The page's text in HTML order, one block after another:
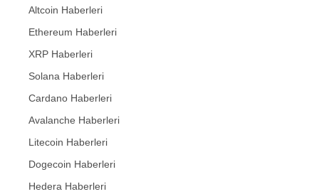
Altcoin Haberleri
Ethereum Haberleri
XRP Haberleri
Solana Haberleri
Cardano Haberleri
Avalanche Haberleri
Litecoin Haberleri
Dogecoin Haberleri
Hedera Haberleri